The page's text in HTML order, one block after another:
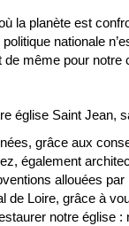
la planète est
nationale
même pour notre
église Saint Jean,
grâce aux
également
allouées par
de Loire, grâce à
notre église :